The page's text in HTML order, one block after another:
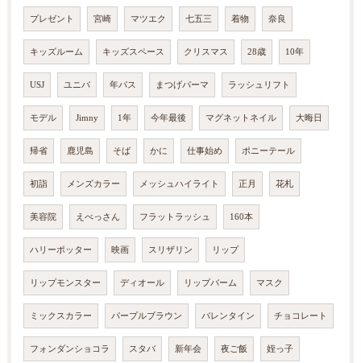
プレゼント 宮崎 マツエク 七五三 着物 奈良
キッズルーム キッズスペース クリスマス 28歳 10年
USJ ユニバ 年パス まつげパーマ ラッシュリフト
モデル Jimny 1年 今年最後 マグネットネイル 大晦日
帰省 鹿児島 そば かに 仕事始め ポニーテール
初詣 メンズカラー メッシュハイライト 正月 花札
美容院 えべっさん フラットラッシュ 160本
ハリーポッター 映画 スリザリン リップ
リップモンスター ディオール リップバーム マスク
ミックスカラー パープルブラウン バレンタイン チョコレート
フォンダンショコラ スタバ 新年会 夜ご飯 姪っ子